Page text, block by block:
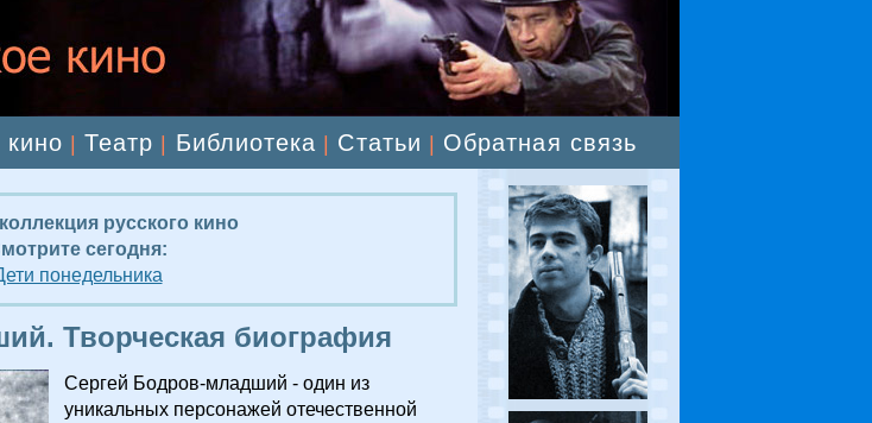
|Театр Библиотека Статьи Обратная связь
русского кино
сегодня:
понедельника
Творческая биография
Сергей Бодров-младший - один из
уникальных персонажей отечественной